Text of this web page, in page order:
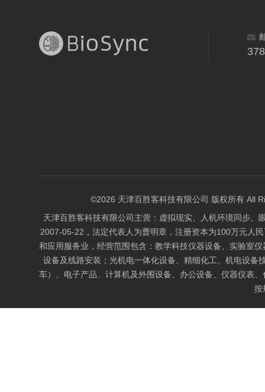
©2026 天津百胜客科技有限公司 版权所有 All
天津百胜客科技有限公司主营：虚拟现实、人机环境同步
2007-05-22，法定代表人为曹明章，注册资本为100万元人
和应用服务业，经营范围包含：教学科技仪器设备、实验室
设备及线路安装；光机电一体化设备、精细化工、机电设
车）、电子产品、计算机及外围设备、办公设备、仪器仪表
按